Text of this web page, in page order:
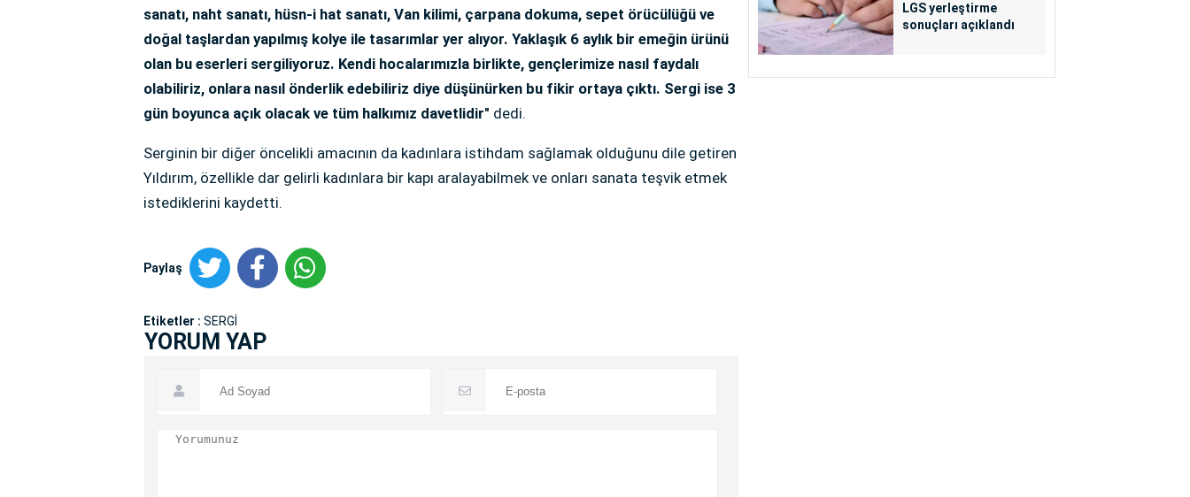
sanatı, naht sanatı, hüsn-i hat sanatı, Van kilimi, çarpana dokuma, sepet örücülüğü ve
doğal taşlardan yapılmış kolye ile tasarımlar yer alıyor. Yaklaşık 6 aylık bir emeğin ürünü
olan bu eserleri sergiliyoruz. Kendi hocalarımızla birlikte, gençlerimize nasıl faydalı
olabiliriz, onlara nasıl önderlik edebiliriz diye düşünürken bu fikir ortaya çıktı. Sergi ise 3
gün boyunca açık olacak ve tüm halkımız davetlidir" dedi.
Serginin bir diğer öncelikli amacının da kadınlara istihdam sağlamak olduğunu dile getiren
Yıldırım, özellikle dar gelirli kadınlara bir kapı aralayabilmek ve onları sanata teşvik etmek
istediklerini kaydetti.
Paylaş
Etiketler : SERGİ
YORUM YAP
LGS yerleştirme
sonuçları açıklandı